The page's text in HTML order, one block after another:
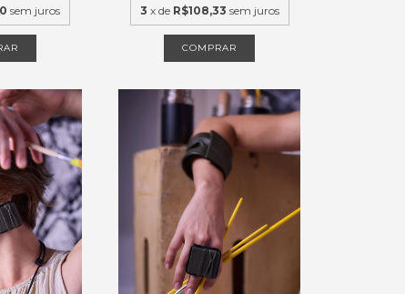
sem juros 3 x de R$108,33 sem juros
COMPRAR